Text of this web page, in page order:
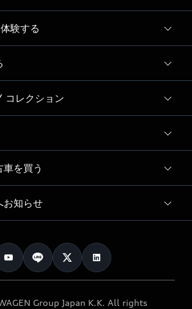
験する
索
定モデル
プ
ョン
コレクション
リ
ポート
を買う
お知らせ
ンペーン
Group Japan K.K. All rights